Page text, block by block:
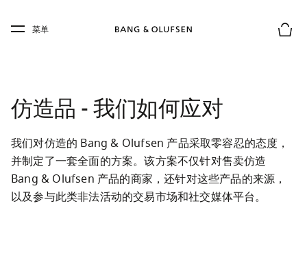
Skip to main footer
菜单
仿造品 - 我们如何应对
我们对仿造的 Bang & Olufsen 产品采取零容忍的态度，
并制定了一套全面的方案。该方案不仅针对售卖仿造
Bang & Olufsen 产品的商家，还针对这些产品的来源，
以及参与此类非法活动的交易市场和社交媒体平台。